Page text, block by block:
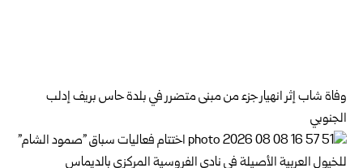
وفاة شاب إثر انهيار جزء من مبنى متضرر في بلدة حاس بريف إدلب
الجنوبي